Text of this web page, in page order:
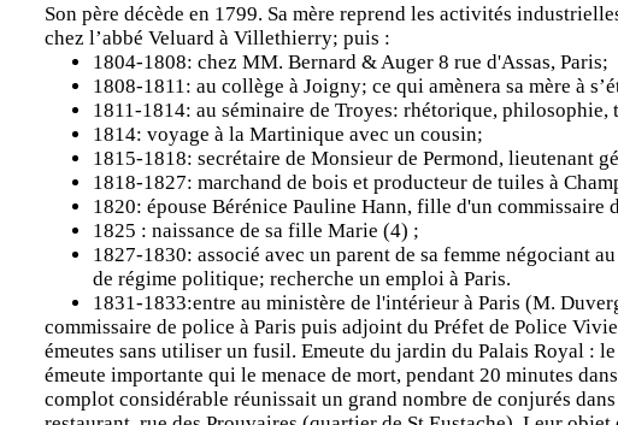
Son père décède en 1799. Sa mère reprend les activités
chez l’abbé Veluard à Villethierry; puis :
1804-1808: chez MM. Bernard & Auger 8 rue d'Assas, Paris;
1808-1811: au collège à Joigny; ce qui amènera sa mère à
1811-1814: au séminaire de Troyes: rhétorique, philosophie,
1814: voyage à la Martinique avec un cousin;
1815-1818: secrétaire de Monsieur de Permond, lieutenant
1818-1827: marchand de bois et producteur de tuiles à
1820: épouse Bérénice Pauline Hann, fille d'un
1825 : naissance de sa fille Marie (4) ;
1827-1830: associé avec un parent de sa femme négociant
de régime politique; recherche un emploi à Paris.
1831-1833:entre au ministère de l'intérieur à Paris (M.
commissaire de police à Paris puis adjoint du Préfet de Police
émeutes sans utiliser un fusil. Emeute du jardin du Palais Royal :
émeute importante qui le menace de mort, pendant 20 minutes
complot considérable réunissait un grand nombre de conjurés